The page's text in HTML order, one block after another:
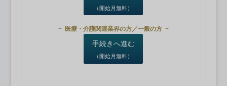
（開始月無料）
医療・介護関連業界の方／一般の方
手続きへ進む
（開始月無料）